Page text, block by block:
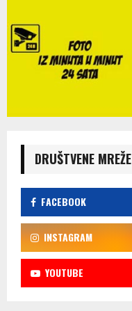
DRUŠTVENE MREŽE
FACEBOOK
INSTAGRAM
YOUTUBE